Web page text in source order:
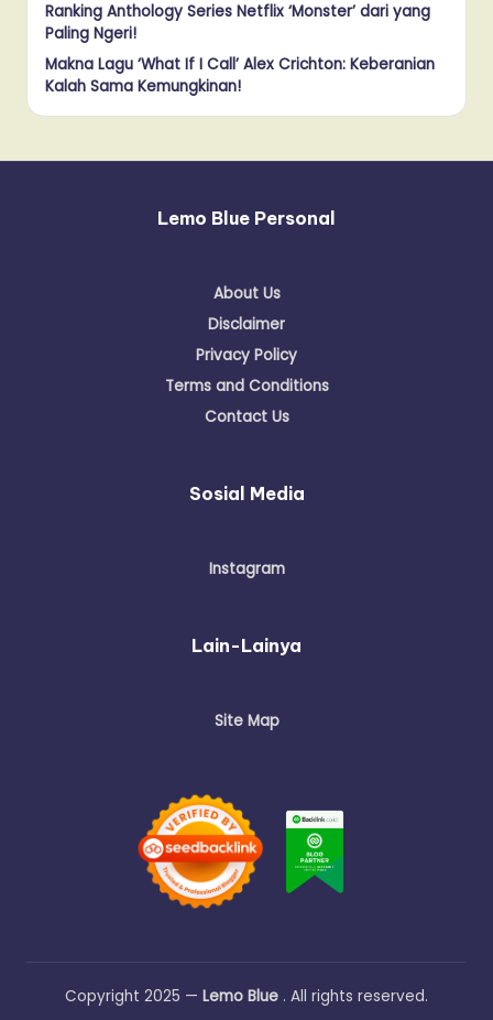
Ranking Anthology Series Netflix ‘Monster’ dari yang
Paling Ngeri!
Makna Lagu ‘What If I Call’ Alex Crichton: Keberanian
Kalah Sama Kemungkinan!
Lemo Blue Personal
About Us
Disclaimer
Privacy Policy
Terms and Conditions
Contact Us
Sosial Media
Instagram
Lain-Lainya
Site Map
Copyright 2025 — Lemo Blue . All rights reserved.